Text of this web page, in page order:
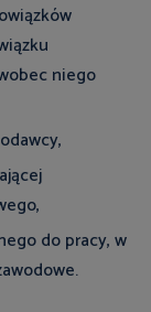
niego
do pracy, w